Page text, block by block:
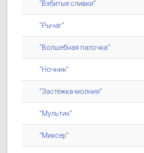
"Взбитые сливки"
"Рычаг"
"Волшебная палочка"
"Ночник"
"Застёжка-молния"
"Мультик"
"Миксер"